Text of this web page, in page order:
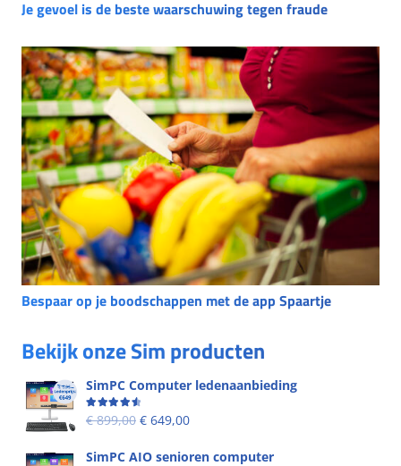
Je gevoel is de beste waarschuwing tegen fraude
Bespaar op je boodschappen met de app Spaartje
Bekijk onze Sim producten
SimPC Computer ledenaanbieding
Beoordeling 4.60uit 5
€899,00 € 649,00
SimPC AIO senioren computer